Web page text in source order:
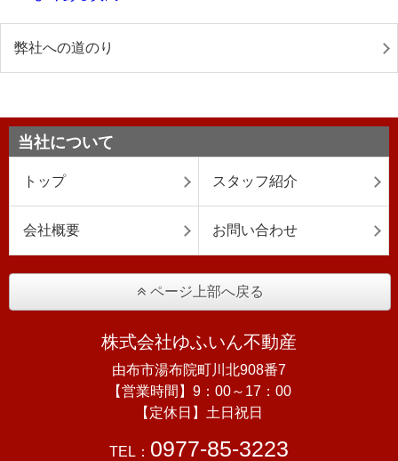
弊社への道のり
当社について
トップ スタッフ紹介
会社概要 お問い合わせ
ページ上部へ戻る
株式会社ゆふいん不動産
由布市湯布院町川北908番7
【営業時間】9：00～17：00
【定休日】土日祝日
TEL： 0977-85-3223